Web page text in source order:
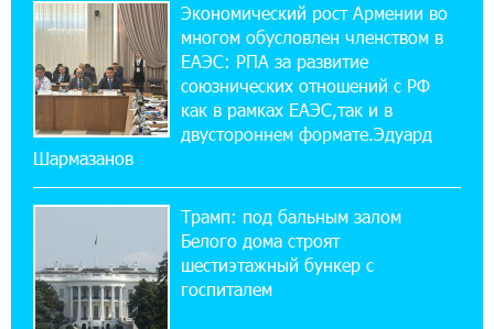
22:28:49 27-07-2026
Никогда Нагорный Карабах не был в составе
независимого Азербайджана. Аршак
обратился к президенту страны с просьбой
содействовать освобождению армянских заключенных,
осужденных в Азербайджане
12:17:04 23-07-2026
Экономический рост Армении во
многом обусловлен членством в
ЕАЭС: РПА за развитие
союзнических отношений с РФ
как в рамках ЕАЭС,так и в
двустороннем формате.Эдуард
Шармазанов
Трамп: под бальным залом
Белого дома строят
шестиэтажный бункер с
госпиталем